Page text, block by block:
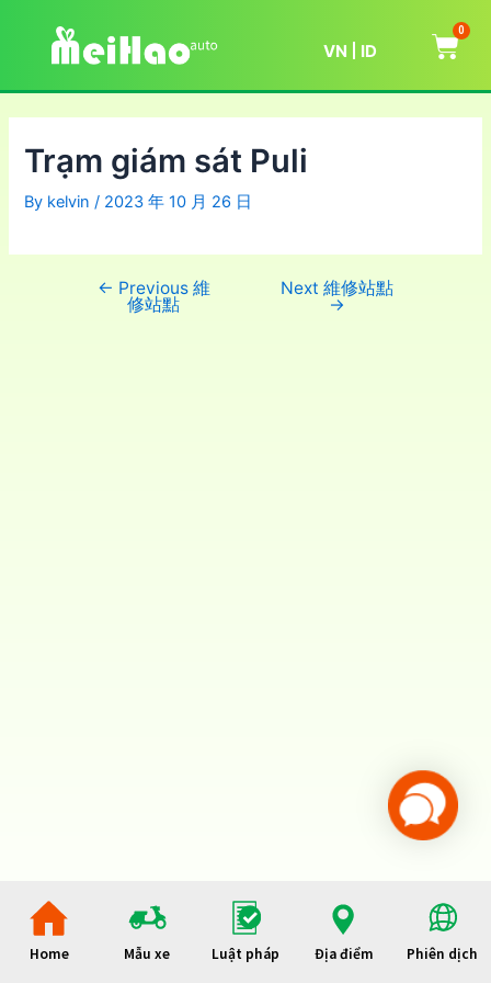
VN ID
0
Trạm giám sát Puli
By kelvin/ 2023 年 10 月 26 日
← Previous 維
修站點
Next 維修站點
→
Home Mẫu xe Luật pháp Địa điểm Phiên dịch